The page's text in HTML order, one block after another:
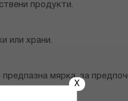
X
продукти.
или храни.
мярка, за